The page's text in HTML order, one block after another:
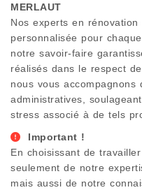
MERLAUT
Nos experts en
personnalisée pour
notre savoir-faire
réalisés dans le respect
nous vous accompagnons
administratives,
stress associé à de tels
Important !
En choisissant de
seulement de notre
mais aussi de notre